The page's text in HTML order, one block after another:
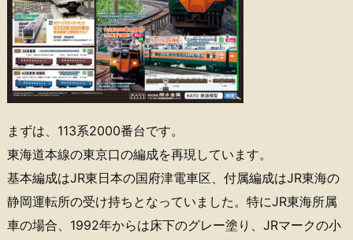
まずは、113系2000番台です。
東海道本線の東京口の編成を再現しています。
基本編成はJR東日本の国府津電車区、付属編成はJR東海の
静岡運転所の受け持ちとなっていました。特にJR東海所属
車の場合、1992年からは床下のグレー塗り、JRマークの小